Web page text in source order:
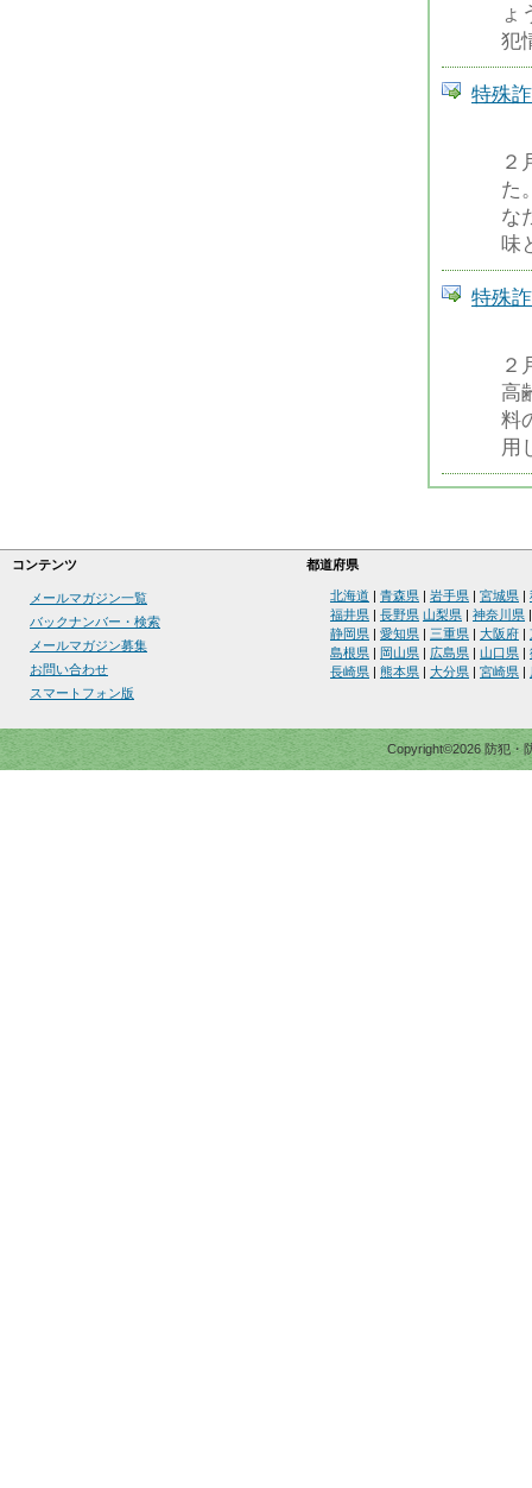
ょ
犯
特殊
２
た
な
味
特殊
２
高
料
用
コンテンツ 都道府県
メールマガジン一覧
バックナンバー・検索
メールマガジン募集
お問い合わせ
スマートフォン版
北海道 青森県 岩手県 宮城県
福井県
長野県 山梨県 神奈川県
静岡県
愛知県 三重県 大阪府
島根県
岡山県 広島県 山口県
長崎県
熊本県 大分県 宮崎県
Copyright©2026 防犯・